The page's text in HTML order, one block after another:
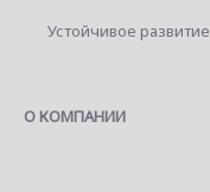
Устойчивое развитие
О КОМПАНИИ